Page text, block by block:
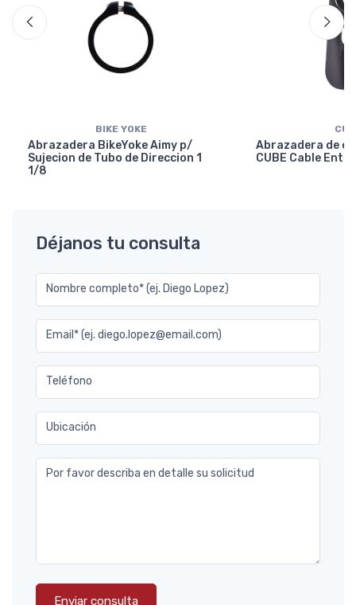
BIKE YOKE
Abrazadera BikeYoke Aimy p/
Sujecion de Tubo de Direccion 1
1/8
Abrazadera de
CUBE Cable
Déjanos tu consulta
Nombre completo* (ej. Diego Lopez)
Email* (ej. diego.lopez@email.com)
Teléfono
Ubicación
Por favor describa en detalle su solicitud
Enviar consulta